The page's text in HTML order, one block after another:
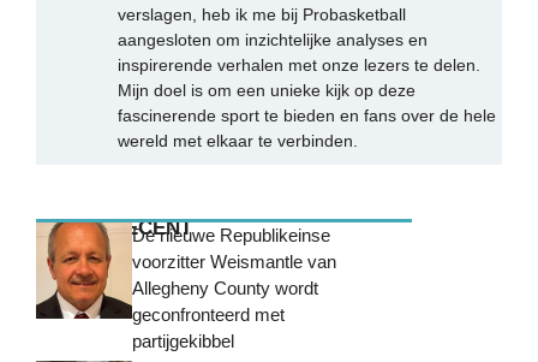
verslagen, heb ik me bij Probasketball
aangesloten om inzichtelijke analyses en
inspirerende verhalen met onze lezers te delen.
Mijn doel is om een unieke kijk op deze
fascinerende sport te bieden en fans over de hele
wereld met elkaar te verbinden.
MEEST RECENTDe nieuwe Republikeinse
voorzitter Weismantle van
Allegheny County wordt
geconfronteerd met
partijgekibbel